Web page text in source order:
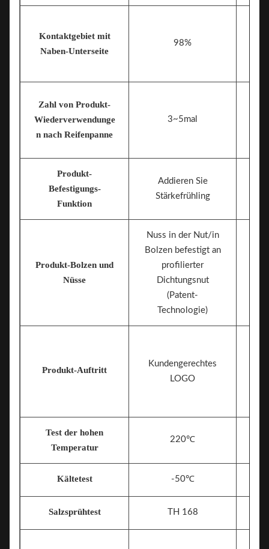
Kontaktgebiet mit
Naben-Unterseite
98%
Zahl von Produkt-
Wiederverwendunge
n nach Reifenpanne
3~5mal
Produkt-
Befestigungs-
Funktion
Addieren Sie
Stärkefrühling
Produkt-Bolzen und
Nüsse
Nuss in der Nut/in
Bolzen befestigt an
profilierter
Dichtungsnut
(Patent-
Technologie)
Produkt-Auftritt
Kundengerechtes
LOGO
Test der hohen
Temperatur
220℃
Kältetest -50℃
Salzsprühtest TH 168